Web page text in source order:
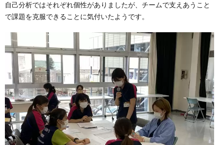
自己分析ではそれぞれ個性がありましたが、チームで支えあうこと
で課題を克服できることに気付いたようです。